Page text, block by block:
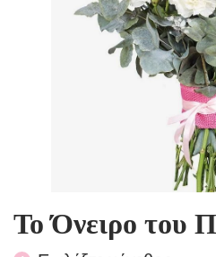
Το Όνειρο του